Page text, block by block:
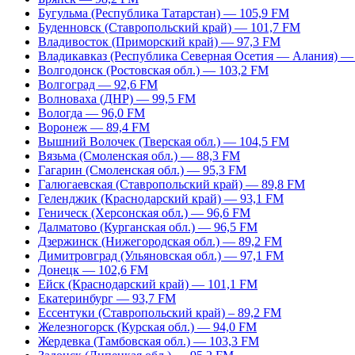
Бугульма (Республика Татарстан) — 105,9 FM
Буденновск (Ставропольский край) — 101,7 FM
Владивосток (Приморский край) — 97,3 FM
Владикавказ (Республика Северная Осетия — Алания)
Волгодонск (Ростовская обл.) — 103,2 FM
Волгоград — 92,6 FM
Волноваха (ДНР) — 99,5 FM
Вологда — 96,0 FM
Воронеж — 89,4 FM
Вышний Волочек (Тверская обл.) — 104,5 FM
Вязьма (Смоленская обл.) — 88,3 FM
Гагарин (Смоленская обл.) — 95,3 FM
Галюгаевская (Ставропольский край) — 89,8 FM
Геленджик (Краснодарский край) — 93,1 FM
Геническ (Херсонская обл.) — 96,6 FM
Далматово (Курганская обл.) — 96,5 FM
Дзержинск (Нижегородская обл.) — 89,2 FM
Димитровград (Ульяновская обл.) — 97,1 FM
Донецк — 102,6 FM
Ейск (Краснодарский край) — 101,1 FM
Екатеринбург — 93,7 FM
Ессентуки (Ставропольский край) – 89,2 FM
Железногорск (Курская обл.) — 94,0 FM
Жердевка (Тамбовская обл.) — 103,3 FM